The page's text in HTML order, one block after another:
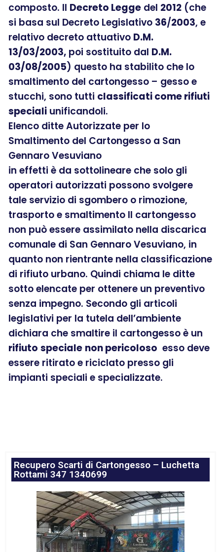
composto. Il Decreto Legge del 2012 (che
si basa sul Decreto Legislativo 36/2003, e
relativo decreto attuativo D.M.
13/03/2003, poi sostituito dal D.M.
03/08/2005) questo ha stabilito che lo
smaltimento del cartongesso – gesso e
stucchi, sono tutti classificati come rifiuti
speciali unificandoli.
Elenco ditte Autorizzate per lo
Smaltimento del Cartongesso a San
Gennaro Vesuviano
in effetti è da sottolineare che solo gli
operatori autorizzati possono svolgere
tale servizio di sgombero o rimozione,
trasporto e smaltimento Il cartongesso
non può essere assimilato nella discarica
comunale di San Gennaro Vesuviano, in
quanto non rientrante nella classificazione
di rifiuto urbano. Quindi chiama le ditte
sotto elencate per ottenere un preventivo
senza impegno. Secondo gli articoli
legislativi per la tutela dell’ambiente
dichiara che smaltire il cartongesso è un
rifiuto speciale non pericoloso esso deve
essere ritirato e riciclato presso gli
impianti speciali e specializzate.
Recupero Scarti di Cartongesso – Luchetta
Rottami 347 1340699